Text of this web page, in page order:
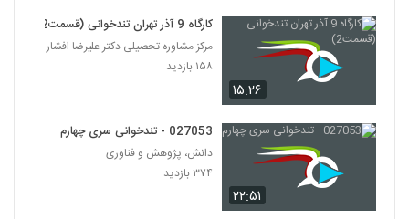
027050 - تندخوانی سری چهارم
51
۴۲۳ بازدید
52
027052 - تندخوانی سری چهارم
۴۴۷ بازدید
۱۵:۲۶
کارگاه 9 آذر تهران تندخوانی (قسمت2)
مرکز مشاوره تحصیلی دکتر علیرضا افشار
۱۵۸ بازدید
۲۲:۵۱
027053 - تندخوانی سری چهارم
دانش، پژوهش و فناوری
۳۷۴ بازدید